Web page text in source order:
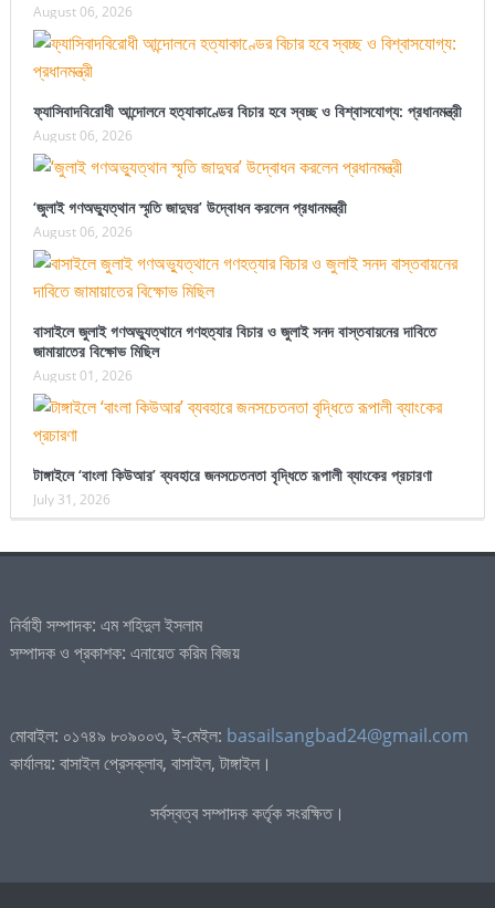
August 06, 2026
ফ্যাসিবাদবিরোধী আন্দোলনে হত্যাকাণ্ডের বিচার হবে স্বচ্ছ ও বিশ্বাসযোগ্য: প্রধানমন্ত্রী
August 06, 2026
‘জুলাই গণঅভ্যুত্থান স্মৃতি জাদুঘর’ উদ্বোধন করলেন প্রধানমন্ত্রী
August 06, 2026
বাসাইলে জুলাই গণঅভ্যুত্থানে গণহত্যার বিচার ও জুলাই সনদ বাস্তবায়নের দাবিতে
জামায়াতের বিক্ষোভ মিছিল
August 01, 2026
টাঙ্গাইলে ‘বাংলা কিউআর’ ব্যবহারে জনসচেতনতা বৃদ্ধিতে রূপালী ব্যাংকের প্রচারণা
July 31, 2026
নির্বাহী সম্পাদক: এম শহিদুল ইসলাম
সম্পাদক ও প্রকাশক: এনায়েত করিম বিজয়
মোবাইল: ০১৭৪৯ ৮০৯০০৩, ই-মেইল: basailsangbad24@gmail.com
কার্যালয়: বাসাইল প্রেসক্লাব, বাসাইল, টাঙ্গাইল।
সর্বস্বত্ব সম্পাদক কর্তৃক সংরক্ষিত।